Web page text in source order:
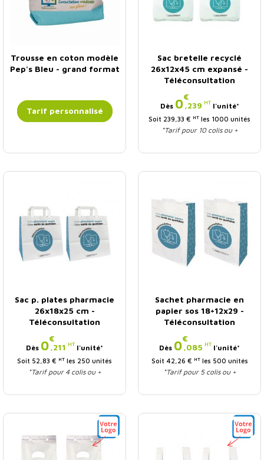
Trousse en coton modèle
Pep's Bleu - grand format
Tarif personnalisé
Sac bretelle recyclé
26x12x45 cm expansé -
Téléconsultation
Prix
Dès 0€
,239 HT l'unité*
Soit 239,33 € HT les 1000 unités
*Tarif pour 10 colis ou +
Sac p. plates pharmacie
26x18x25 cm -
Téléconsultation
Prix
Dès 0€
,211 HT l'unité*
Soit 52,83 € HT les 250 unités
*Tarif pour 4 colis ou +
Sachet pharmacie en
papier sos 18+12x29 -
Téléconsultation
Prix
Dès 0€
,085 HT l'unité*
Soit 42,26 € HTles 500 unités
*Tarif pour 5 colis ou +